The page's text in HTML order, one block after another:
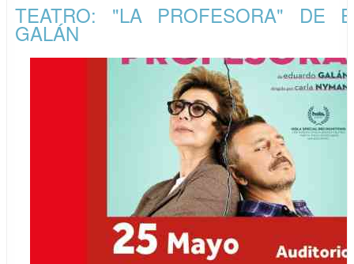
TEATRO: "LA PROFESORA" DE
GALÁN